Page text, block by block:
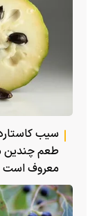
سیب
طعم چندین
معروف است